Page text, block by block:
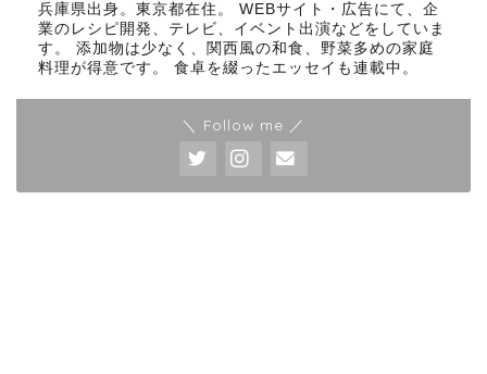
兵庫県出身。東京都在住。 WEBサイト・広告にて、企
業のレシピ開発、テレビ、イベント出演などをしていま
す。 添加物は少なく、関西風の和食、野菜多めの家庭
料理が得意です。 食卓を綴ったエッセイも連載中。
＼ Follow me ／